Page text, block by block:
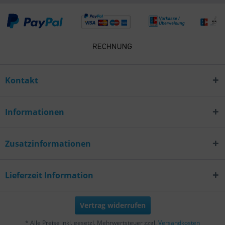
Kontakt
Informationen
Zusatzinformationen
Lieferzeit Information
Vertrag widerrufen
* Alle Preise inkl. gesetzl. Mehrwertsteuer zzgl. Versandkosten